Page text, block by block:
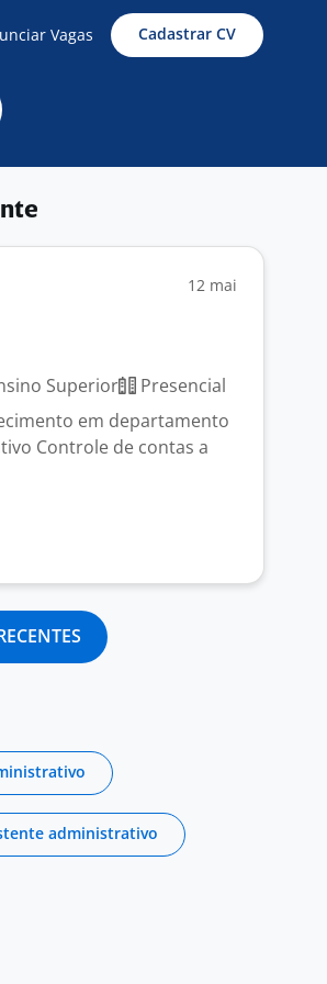
Vagas Cadastrar CV
12 mai
Superior
Presencial
em departamento
Controle de contas a
administrativo